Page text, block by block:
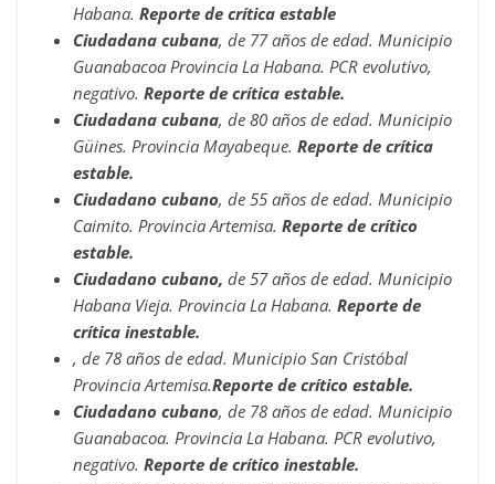
Habana. Reporte de crítica estable
Ciudadana cubana, de 77 años de edad. Municipio
Guanabacoa Provincia La Habana. PCR evolutivo,
negativo. Reporte de crítica estable.
Ciudadana cubana, de 80 años de edad. Municipio
Güines. Provincia Mayabeque. Reporte de crítica
estable.
Ciudadano cubano, de 55 años de edad. Municipio
Caimito. Provincia Artemisa. Reporte de crítico
estable.
Ciudadano cubano, de 57 años de edad. Municipio
Habana Vieja. Provincia La Habana. Reporte de
crítica inestable.
, de 78 años de edad. Municipio San Cristóbal
Provincia Artemisa.Reporte de crítico estable.
Ciudadano cubano, de 78 años de edad. Municipio
Guanabacoa. Provincia La Habana. PCR evolutivo,
negativo. Reporte de crítico inestable.